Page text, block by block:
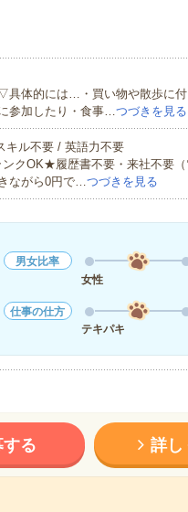
具体的には…・買い物や散歩に付
参加したり・食事…つづきを見る
キル不要 / 英語力不要
クOK★履歴書不要・来社不要
ながら0円で…つづきを見る
男女比率
女性
仕事の仕方
テキパキ
する 詳し